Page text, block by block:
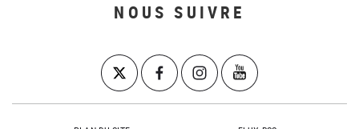
NOUS SUIVRE